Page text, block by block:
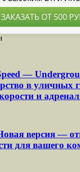
—
в уличных
и
версия —
для вашего